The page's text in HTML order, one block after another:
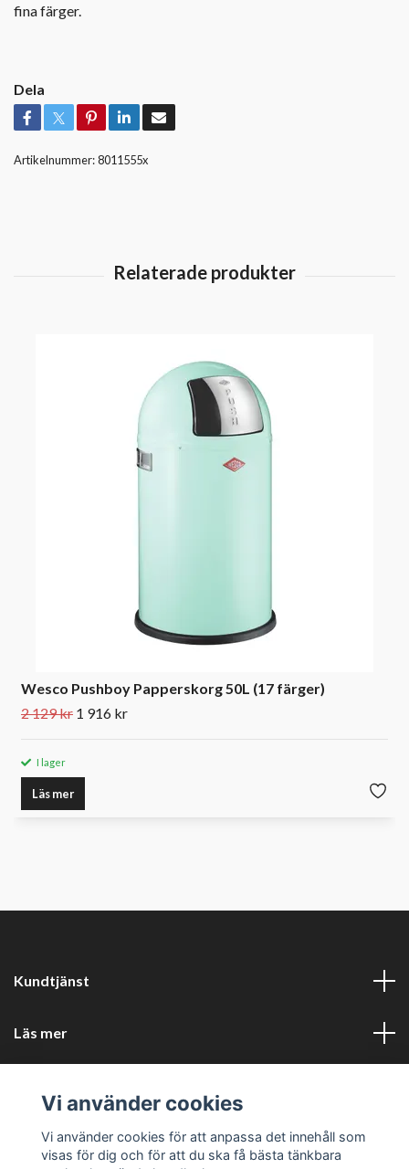
fina färger.
Dela
Artikelnummer:8011555x
Wesco Pushboy Papperskorg 50L (17 färger)
2 129 kr 1 916 kr
I lager
Läs mer
Kundtjänst
Läs mer
Företagsuppgifter
Vi använder cookies
Vi använder cookies för att anpassa det innehåll som
visas för dig och för att du ska få bästa tänkbara